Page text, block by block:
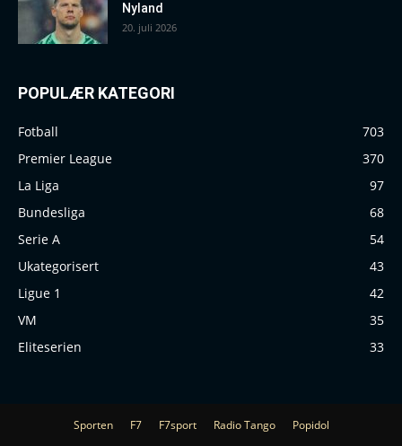
Nyland
20. juli 2026
POPULÆR KATEGORI
Fotball
703
Premier League
370
La Liga
97
Bundesliga
68
Serie A
54
Ukategorisert
43
Ligue 1
42
VM
35
Eliteserien
33
Sporten F7 F7sport Radio Tango Popidol